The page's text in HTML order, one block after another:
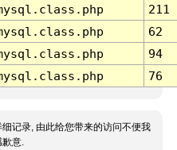
211
62
94
76
记录, 由此给您带来的访问不便我
歉意.